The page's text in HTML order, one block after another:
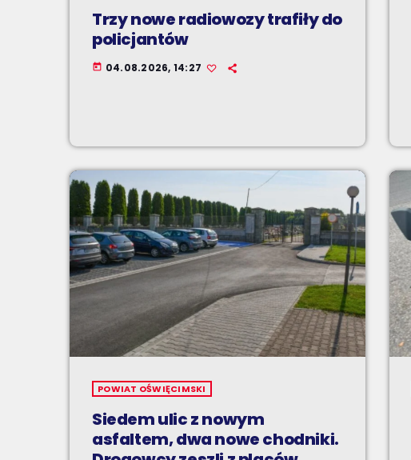
Trzy nowe radiowozy trafiły do
policjantów
today 04.08.2026, 14:27
POWIAT OŚWIĘCIMSKI
Siedem ulic z nowym
asfaltem, dwa nowe chodniki.